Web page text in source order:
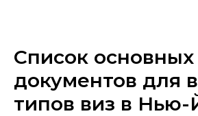
Список основных
документов для
типов виз в Нью-